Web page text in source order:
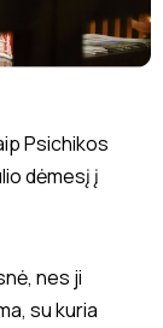
Psichikos
dėmesį į
nes ji
su kuria